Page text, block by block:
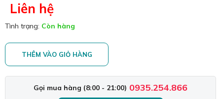
Liên hệ
Tình trạng: Còn hàng
THÊM VÀO GIỎ HÀNG
Gọi mua hàng (8:00 - 21:00) 0935.254.866